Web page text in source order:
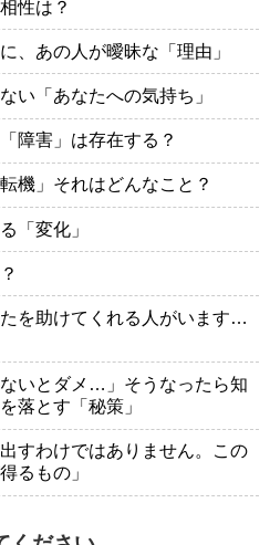
性は？
、あの人が曖昧な「理由」
い「あなたへの気持ち」
障害」は存在する？
機」それはどんなこと？
「変化」
を助けてくれる人がいます…
いとダメ…」そうなったら知
落とす「秘策」
すわけではありません。この
るもの」